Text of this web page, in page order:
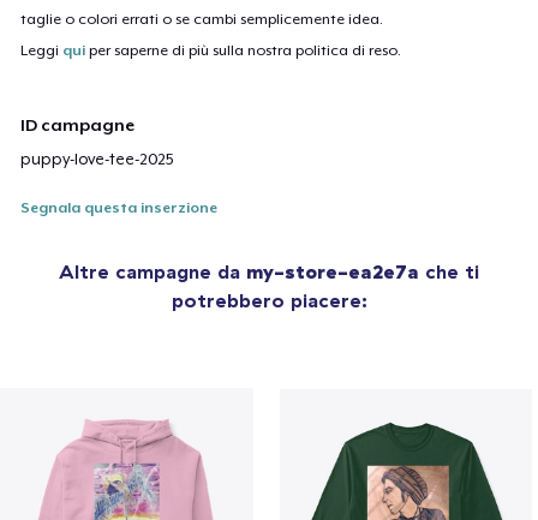
taglie o colori errati o se cambi semplicemente idea.
Leggi qui per saperne di più sulla nostra politica di reso.
ID campagne
puppy-love-tee-2025
Segnala questa inserzione
Altre campagne da my-store-ea2e7a che ti
potrebbero piacere: